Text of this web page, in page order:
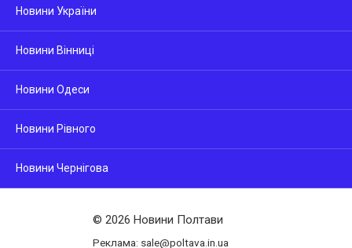
Новини України
Новини Вінниці
Новини Одеси
Новини Рівного
Новини Чернігова
© 2026 Новини Полтави
Реклама: sale@poltava.in.ua